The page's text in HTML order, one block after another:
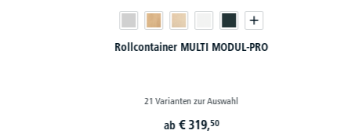
Rollcontainer MULTI MODUL-PRO
21 Varianten zur Auswahl
€ 319,50